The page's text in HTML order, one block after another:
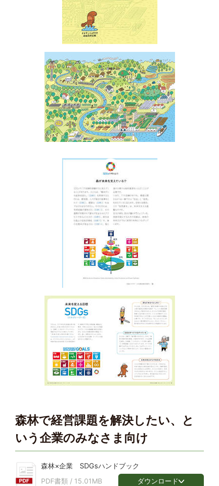
森林で経営課題を解決したい、と
いう企業のみなさま向け
森林×企業 SDGsハンドブック
PDF書類 / 15.01MB ダウンロード